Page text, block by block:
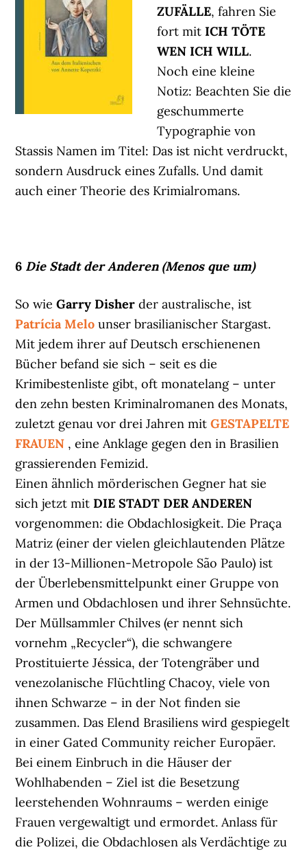
ZUFÄLLE, fahren Sie
fort mitICH TÖTE
WEN ICH WILL.
Noch eine kleine
Notiz: Beachten Sie die
geschummerte
Typographie von
Stassis Namen im Titel: Das ist nicht verdruckt,
sondern Ausdruck eines Zufalls. Und damit
auch einer Theorie des Krimialromans.
6 Die Stadt der Anderen (Menos que um)
So wieGarry Disher der australische, ist
Patrícia Melo unser brasilianischer Stargast.
Mit jedem ihrer auf Deutsch erschienenen
Bücher befand sie sich – seit es die
Krimibestenliste gibt, oft monatelang – unter
den zehn besten Kriminalromanen des Monats,
zuletzt genau vor drei Jahren mitGESTAPELTE
FRAUEN , eine Anklage gegen den in Brasilien
grassierenden Femizid.
Einen ähnlich mörderischen Gegner hat sie
sich jetzt mitDIE STADT DER ANDEREN
vorgenommen: die Obdachlosigkeit. Die Praça
Matriz (einer der vielen gleichlautenden Plätze
in der 13-Millionen-Metropole São Paulo) ist
der Überlebensmittelpunkt einer Gruppe von
Armen und Obdachlosen und ihrer Sehnsüchte.
Der Müllsammler Chilves (er nennt sich
vornehm „Recycler“), die schwangere
Prostituierte Jéssica, der Totengräber und
venezolanische Flüchtling Chacoy, viele von
ihnen Schwarze – in der Not finden sie
zusammen. Das Elend Brasiliens wird gespiegelt
in einer Gated Community reicher Europäer.
Bei einem Einbruch in die Häuser der
Wohlhabenden – Ziel ist die Besetzung
leerstehenden Wohnraums – werden einige
Frauen vergewaltigt und ermordet. Anlass für
die Polizei, die Obdachlosen als Verdächtige zu